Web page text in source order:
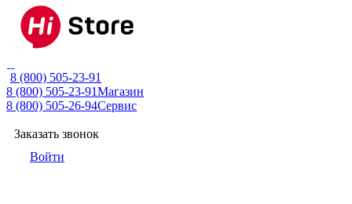
8 (800) 505-23-91
8 (800) 505-23-91Магазин
8 (800) 505-26-94Сервис
Заказать звонок
Войти